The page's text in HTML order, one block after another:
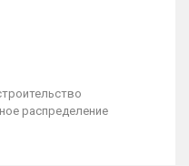
распределение